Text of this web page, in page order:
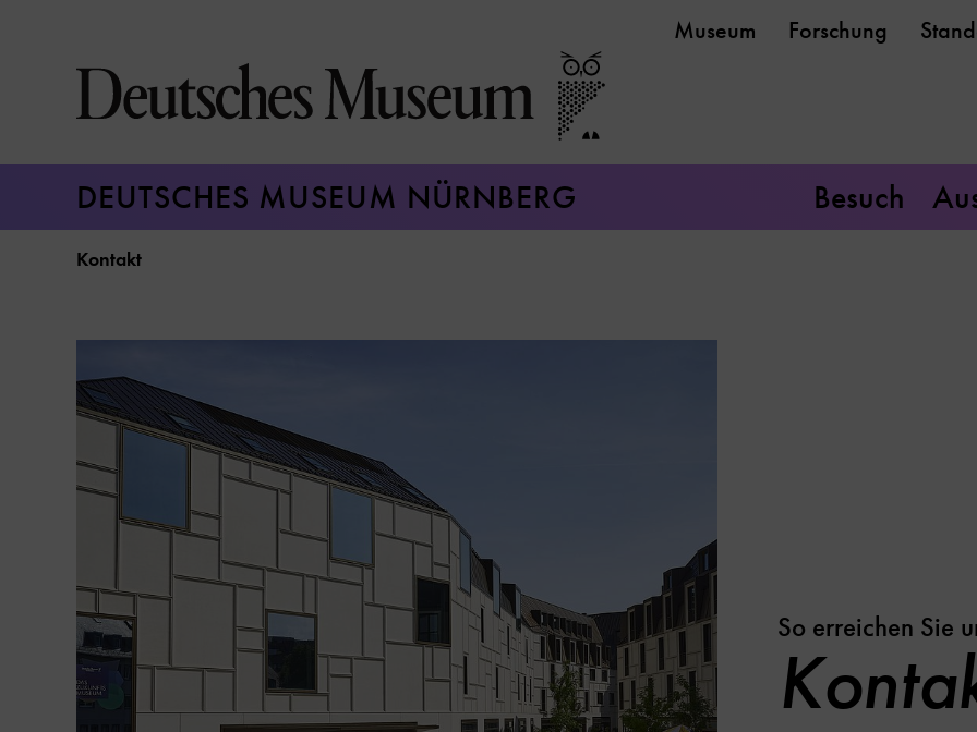
Seiteninhalt
Museum Forschung
DEUTSCHES MUSEUM NÜRNBERG Besuch
Kontakt
So erreichen Sie